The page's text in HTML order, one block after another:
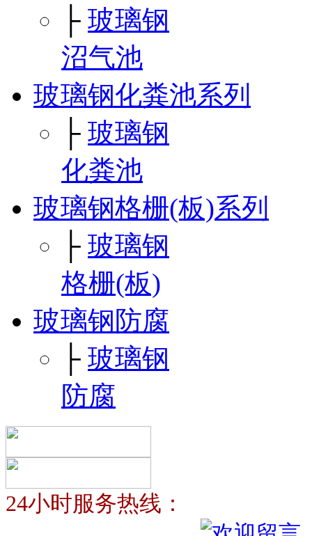
├ 玻璃钢
沼气池
玻璃钢化粪池系列
├ 玻璃钢
化粪池
玻璃钢格栅(板)系列
├ 玻璃钢
格栅(板)
玻璃钢防腐
├ 玻璃钢
防腐
24小时服务热线：